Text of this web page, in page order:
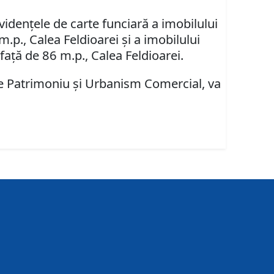
de carte funciară a imobilului
Calea Feldioarei şi a imobilului
de 86 m.p., Calea Feldioarei.
şi Urbanism Comercial, va